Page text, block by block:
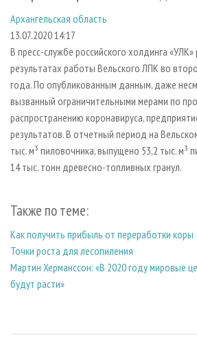
СУШКА ДРЕВЕСИНЫ
ПРОИЗВОДСТВО ДРЕВЕСНЫХ ПЛИТ
ДЕРЕВЯННОЕ ДОМОСТРОЕНИЕ
ПРОИЗВОДСТВО МЕБЕЛИ
БИОЭНЕРГЕТИКА
ЦБП
ИНСТРУМЕНТ И МАТЕРИАЛЫ
ПЕРСОНЫ
МОБИЛЬНЫЕ ВЫСТАВКИ
ОФИЦИАЛЬНЫЕ ДЕЛЕГАЦИИ
ПРИОРИТЕТНЫЕ ИНВЕСТПРОЕКТЫ
RUSSIAN FORESTRY REVIEW
ГАЗЕТА ЛЕСПРОМФОРУМ
БИБЛИОТЕКА СПЕЦИАЛИСТА
ПОДПИСКА
КОНТАКТЫ
РЕКЛАМОДАТЕЛЯМ
РЕКЛАМА
РЕКЛАМА НА САЙТЕ
Архангельская область
13.07.2020 14:17
В пресс-службе российского холдинга «УЛК»
результатах работы Вельского ЛПК во
года. По опубликованным данным, даже
вызванный ограничительными мерами по
распространению коронавируса,
результатов. В отчетный период на
тыс. м³ пиловочника, выпущено 53,2 тыс. м³
14 тыс. тонн древесно-топливных гранул.
Также по теме:
Как получить прибыль от переработки коры
Точки роста для лесопиления
Мартин Херманссон: «В 2020 году мировые
будут расти»